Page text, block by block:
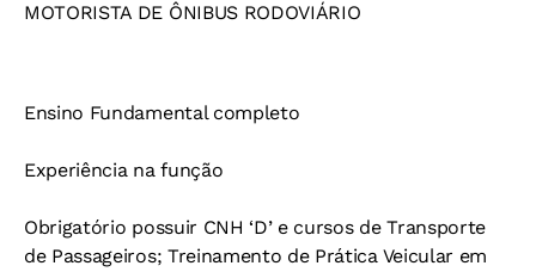
MOTORISTA DE ÔNIBUS RODOVIÁRIO
Ensino Fundamental completo
Experiência na função
Obrigatório possuir CNH ‘D’ e cursos de Transporte
de Passageiros; Treinamento de Prática Veicular em